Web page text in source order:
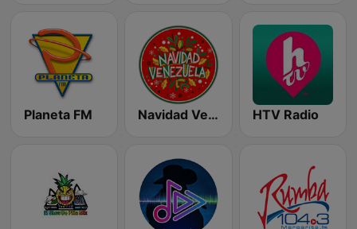
Planeta FM Navidad Venezuela HTV Radio